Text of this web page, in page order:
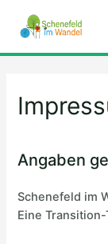
Angaben
Schenefeld im
Eine